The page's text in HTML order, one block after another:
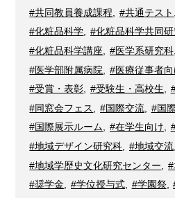
#共同教員養成課程
#共通テスト
#化粧品科学, #化粧品科学共同
#化粧品科学講座
#医学系研究科,
#医学部附属病院
#医療従事者向
#受賞・表彰
#受験生・高校生
#同窓会フェス
#国際交流, #国
#国際展示ルーム
#在学生向け
#地域デザイン研究科
#地域交流,
#地域学歴史文化研究センター
#奨学金
#学位授与式, #学園祭,